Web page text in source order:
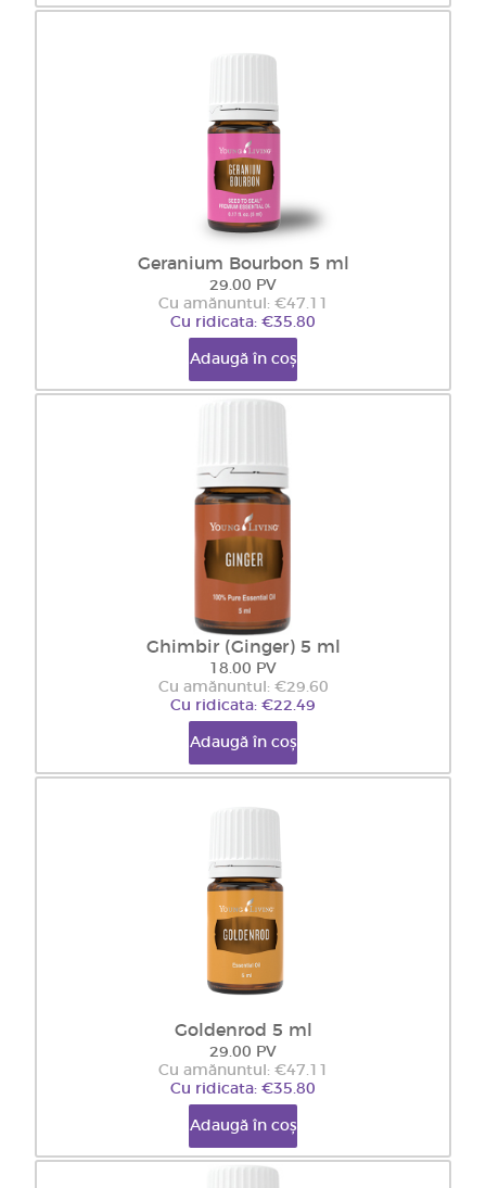
Geranium Bourbon 5 ml
29.00 PV
Cu amănuntul: €47.11
Cu ridicata: €35.80
Adaugă în coș
Ghimbir (Ginger) 5 ml
18.00 PV
Cu amănuntul: €29.60
Cu ridicata: €22.49
Adaugă în coș
Goldenrod 5 ml
29.00 PV
Cu amănuntul: €47.11
Cu ridicata: €35.80
Adaugă în coș